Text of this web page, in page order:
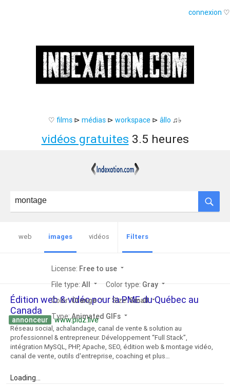
connexion ♡
♡ films ⊳ médias ⊳ workspace ⊳ âllo ♫♭
vidéos gratuites 3.5 heures
web images vidéos Filters
License: Free to use arrow_drop_down
File type: All arrow_drop_down Color type: Gray arrow_drop_down
Color:Orange arrow_drop_down Size:Small arrow_drop_down
Type:Animated GIFs arrow_drop_down
Édition web & vidéo pour la PME du Québec au
Canada
annonceur www.pidz.live
Réseau social, achalandage, canal de vente & solution au
professionnel & entrepreneur. Développement “Full Stack”,
intégration MySQL, PHP, Apache, SEO, édition web & montage vidéo,
canal de vente, outils d'entreprise, coaching et plus…
Loading...